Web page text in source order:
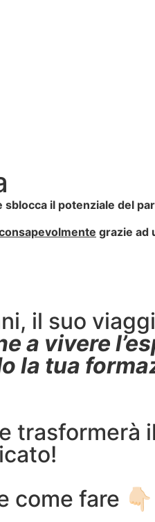
sblocca il potenziale del
grazie ad
il suo
a vivere
la tua
fare 👇🏻